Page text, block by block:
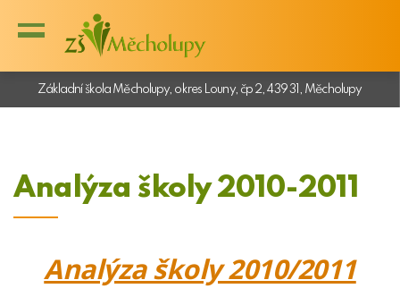
Základní škola Měcholupy, okres Louny, čp 2, 439 31, Měcholupy
Analýza školy 2010-2011
Analýza školy 2010/2011